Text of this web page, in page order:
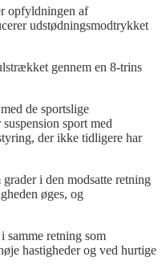
opfyldningen af
udstødningsmodtrykket
gennem en 8-trins
de sportslige
sport med
der ikke tidligere har
i den modsatte retning
øges, og
samme retning som
hastigheder og ved hurtige